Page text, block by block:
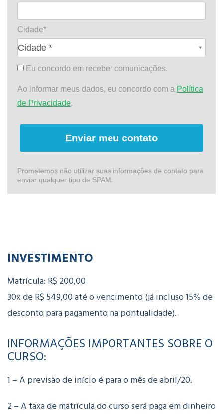
Cidade*
Cidade *
Cidade*
Eu concordo em receber comunicações.
Ao informar meus dados, eu concordo com a Política
de Privacidade.
Enviar meu contato
Prometemos não utilizar suas informações de contato para
enviar qualquer tipo de SPAM.
INVESTIMENTO
Matrícula: R$ 200,00
30x de R$ 549,00 até o vencimento (já incluso 15% de
desconto para pagamento na pontualidade).
INFORMAÇÕES IMPORTANTES SOBRE O
CURSO:
1 – A previsão de início é para o mês de abril/20.
2 – A taxa de matrícula do curso será paga em dinheiro